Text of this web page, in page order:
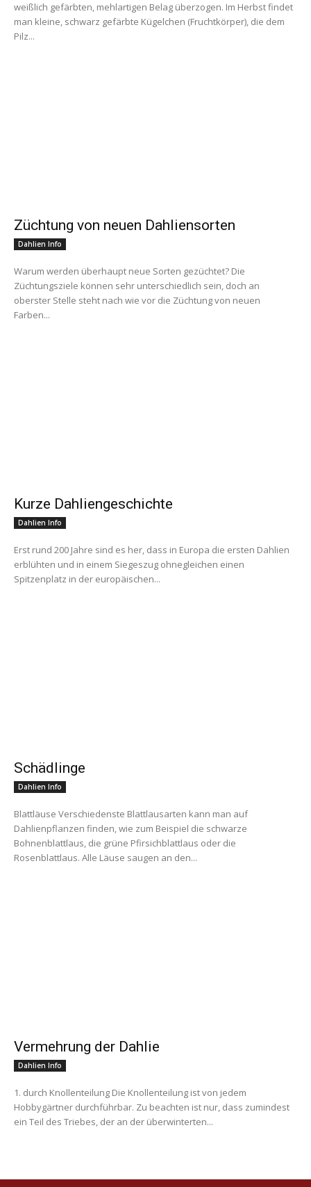
weißlich gefärbten, mehlartigen Belag überzogen. Im Herbst findet
man kleine, schwarz gefärbte Kügelchen (Fruchtkörper), die dem
Pilz...
Züchtung von neuen Dahliensorten
Dahlien Info
Warum werden überhaupt neue Sorten gezüchtet? Die
Züchtungsziele können sehr unterschiedlich sein, doch an
oberster Stelle steht nach wie vor die Züchtung von neuen
Farben...
Kurze Dahliengeschichte
Dahlien Info
Erst rund 200 Jahre sind es her, dass in Europa die ersten Dahlien
erblühten und in einem Siegeszug ohnegleichen einen
Spitzenplatz in der europäischen...
Schädlinge
Dahlien Info
Blattläuse Verschiedenste Blattlausarten kann man auf
Dahlienpflanzen finden, wie zum Beispiel die schwarze
Bohnenblattlaus, die grüne Pfirsichblattlaus oder die
Rosenblattlaus. Alle Läuse saugen an den...
Vermehrung der Dahlie
Dahlien Info
1. durch Knollenteilung Die Knollenteilung ist von jedem
Hobbygärtner durchführbar. Zu beachten ist nur, dass zumindest
ein Teil des Triebes, der an der überwinterten...